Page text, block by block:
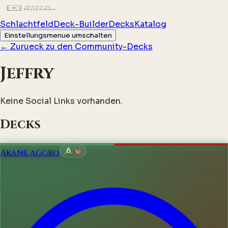
SchlachtfeldDeck-BuilderDecksKatalog
Einstellungsmenue umschalten
← Zurueck zu den Community-Decks
Jeffry
Keine Social Links vorhanden.
Decks
Akane aggro